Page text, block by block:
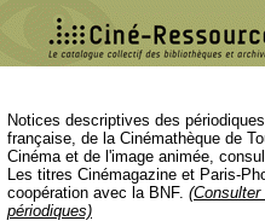
Notices descriptives des
française, de la Cinémathèque de
Cinéma et de l'image animée,
Les titres Cinémagazine et Paris-
coopération avec la BNF.
périodiques)